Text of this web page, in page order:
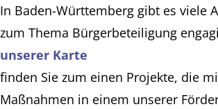
In Baden-Württemberg gibt es viele
zum Thema Bürgerbeteiligung
unserer Karte
finden Sie zum einen Projekte, die
Maßnahmen in einem unserer